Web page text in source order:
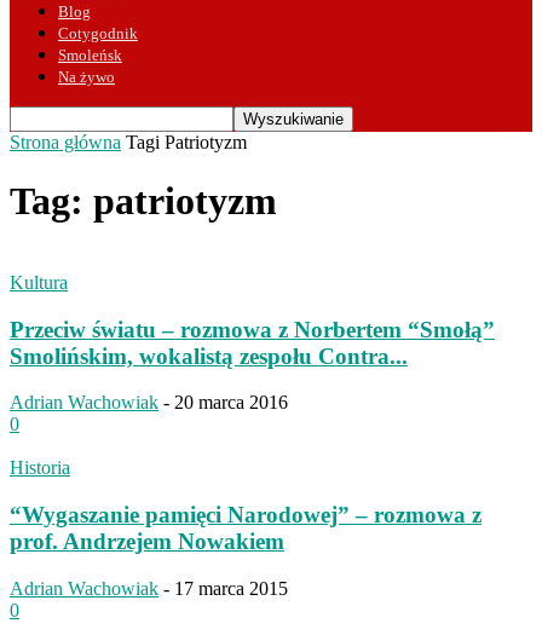
Blog
Cotygodnik
Smoleńsk
Na żywo
Strona główna Tagi Patriotyzm
Tag: patriotyzm
Kultura
Przeciw światu – rozmowa z Norbertem “Smołą”
Smolińskim, wokalistą zespołu Contra...
Adrian Wachowiak - 20 marca 2016
0
Historia
“Wygaszanie pamięci Narodowej” – rozmowa z
prof. Andrzejem Nowakiem
Adrian Wachowiak - 17 marca 2015
0